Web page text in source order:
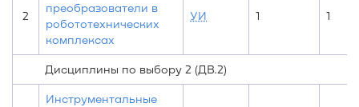
2
преобразователи в
робототехнических
комплексах
УИ 1 1
Дисциплины по выбору 2 (ДВ.2)
Инструментальные